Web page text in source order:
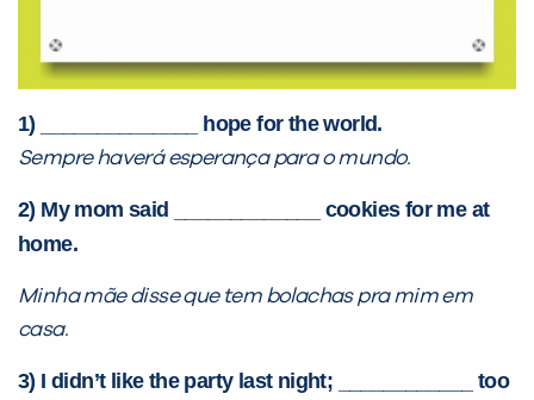
1) ______________ hope for the world.
Sempre haverá esperança para o mundo.
2) My mom said _____________ cookies for me at
home.
Minha mãe disse que tem bolachas pra mim em
casa.
3) I didn’t like the party last night; ____________ too
Você é aluno inFlux?
VOLTAR